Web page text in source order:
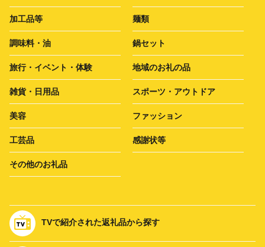
加工品等 麺類
調味料・油 鍋セット
旅行・イベント・体験 地域のお礼の品
雑貨・日用品 スポーツ・アウトドア
美容 ファッション
工芸品 感謝状等
その他のお礼品
TVで紹介された返礼品から探す